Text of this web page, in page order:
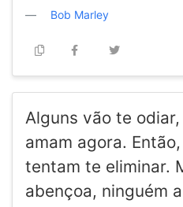
Bob Marley
Alguns vão te
amam agora.
tentam te eliminar.
abençoa, ninguém